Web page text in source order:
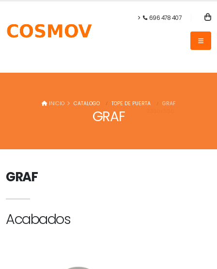
696 478 407
GRAF
INICIO CATALOGO TOPE DE PUERTA GRAF
GRAF
Acabados